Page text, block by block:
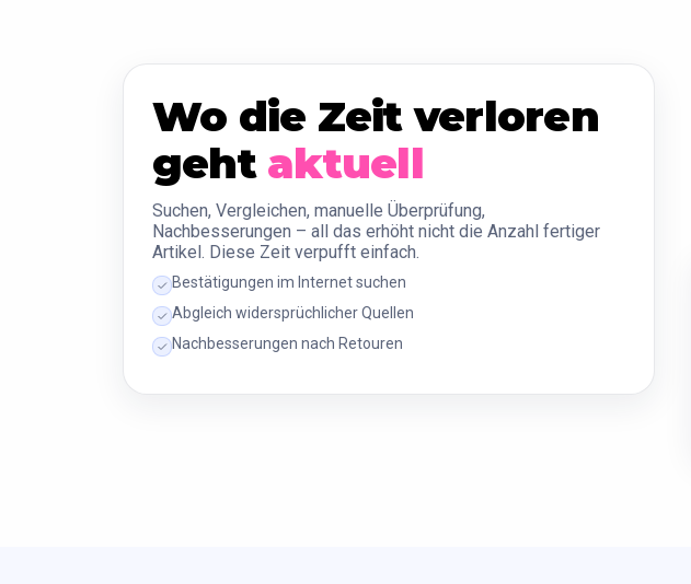
Wo die Zeit verloren
geht aktuell
Suchen, Vergleichen, manuelle Überprüfung,
Nachbesserungen – all das erhöht nicht die Anzahl fertiger
Artikel. Diese Zeit verpufft einfach.
Bestätigungen im Internet suchen
Abgleich widersprüchlicher Quellen
Nachbesserungen nach Retouren